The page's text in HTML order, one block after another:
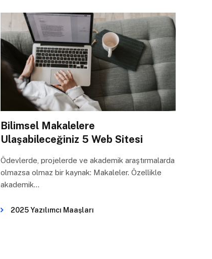
Bilimsel Makalelere
Ulaşabileceğiniz 5 Web Sitesi
Ödevlerde, projelerde ve akademik araştırmalarda
olmazsa olmaz bir kaynak: Makaleler. Özellikle
akademik…
2025 Yazılımcı Maaşları